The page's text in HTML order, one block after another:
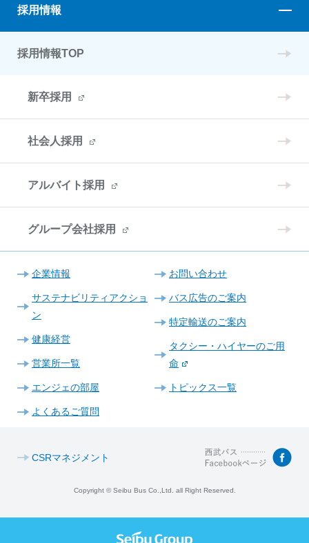
採用情報
採用情報TOP
新卒採用
社会人採用
アルバイト採用
グループ会社採用
企業情報
サステナビリティアクショ
ン
健康経営
営業所一覧
エンジェの部屋
よくあるご質問
お問い合わせ
バス広告のご案内
特定輸送のご案内
タクシー・ハイヤーのご用
命
トピックス一覧
CSRマネジメント
Copyright © Seibu Bus Co.,Ltd. all Right Reserved.